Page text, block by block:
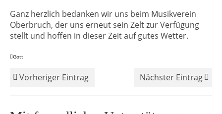
Ganz herzlich bedanken wir uns beim Musikverein
Oberbruch, der uns erneut sein Zelt zur Verfügung
stellt und hoffen in dieser Zeit auf gutes Wetter.
Gott
Vorheriger Eintrag Nächster Eintrag